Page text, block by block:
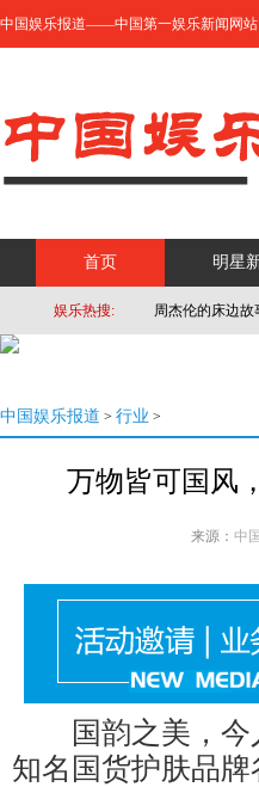
中国娱乐报道——中国第一娱乐新闻网站
首页 明星
娱乐热搜: 周杰伦的床边故
中国娱乐报道 > 行业 >
万物皆可国风
来源： 中
国韵之美，今
知名国货护肤品